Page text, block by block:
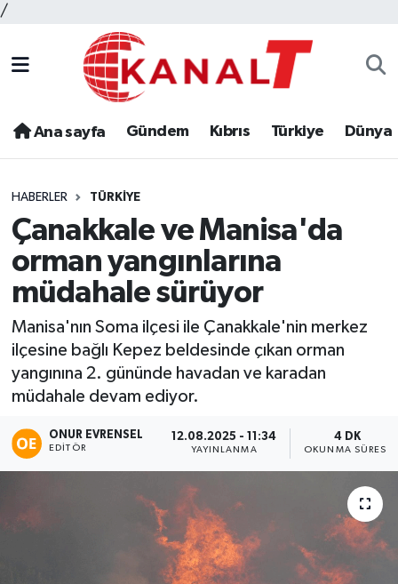
/
Ana sayfa Gündem Kıbrıs Türkiye Dünya
HABERLER TÜRKIYE
Çanakkale ve Manisa'da
orman yangınlarına
müdahale sürüyor
Manisa'nın Soma ilçesi ile Çanakkale'nin merkez
ilçesine bağlı Kepez beldesinde çıkan orman
yangınına 2. gününde havadan ve karadan
müdahale devam ediyor.
ONUR EVRENSEL
EDITÖR
12.08.2025 - 11:34
YAYINLANMA
4 DK
OKUNMA SÜRESI